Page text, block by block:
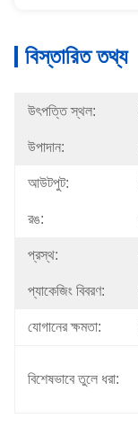
বিস্তারিত তথ্য
উৎপত্তি স্থল:
উপাদান:
আউটপুট:
রঙ:
প্রস্থ:
প্যাকেজিং বিবরণ:
যোগানের ক্ষমতা:
বিশেষভাবে তুলে ধরা: